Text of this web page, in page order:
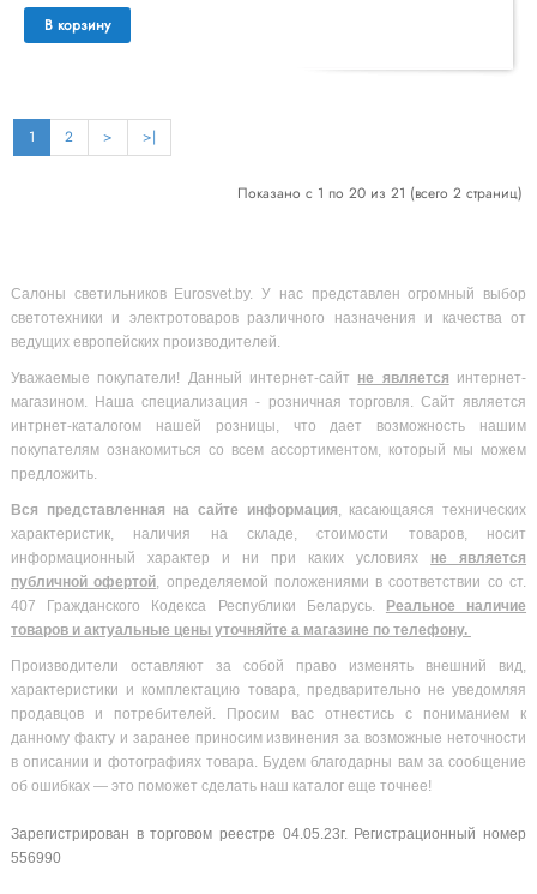
В корзину
1 2 > >|
Показано с 1 по 20 из 21 (всего 2 страниц)
Салоны светильников Eurosvet.by. У нас представлен огромный выбор
светотехники и электротоваров различного назначения и качества от
ведущих европейских производителей.
Уважаемые покупатели! Данный интернет-сайт не является интернет-
магазином. Наша специализация - розничная торговля. Сайт является
интрнет-каталогом нашей розницы, что дает возможность нашим
покупателям ознакомиться со всем ассортиментом, который мы можем
предложить.
Вся представленная на сайте информация, касающаяся технических
характеристик, наличия на складе, стоимости товаров, носит
информационный характер и ни при каких условиях не является
публичной офертой, определяемой положениями в соответствии со ст.
407 Гражданского Кодекса Республики Беларусь. Реальное наличие
товаров и актуальные цены уточняйте а магазине по телефону.
Производители оставляют за собой право изменять внешний вид,
характеристики и комплектацию товара, предварительно не уведомляя
продавцов и потребителей. Просим вас отнестись с пониманием к
данному факту и заранее приносим извинения за возможные неточности
в описании и фотографиях товара. Будем благодарны вам за сообщение
об ошибках — это поможет сделать наш каталог еще точнее!
Зарегистрирован в торговом реестре 04.05.23г. Регистрационный номер
556990